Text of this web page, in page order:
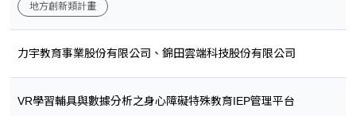
地方創新類計畫
力宇教育事業股份有限公司、錦田雲端科技股份有限公司
VR學習輔具與數據分析之身心障礙特殊教育IEP管理平台